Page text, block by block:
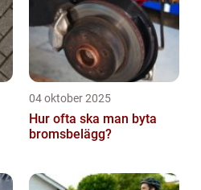
04 oktober 2025
Hur ofta ska man byta
bromsbelägg?